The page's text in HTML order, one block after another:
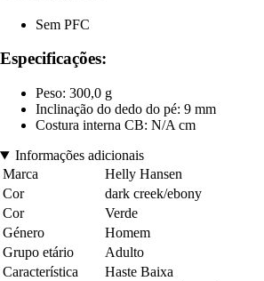
Sem PFC
Especificações:
Peso: 300,0 g
Inclinação do dedo do pé: 9 mm
Costura interna CB: N/A cm
Informações adicionais
Marca
Helly Hansen
Cor
dark creek/ebony
Cor
Verde
Género
Homem
Grupo etário
Adulto
Característica
Haste Baixa